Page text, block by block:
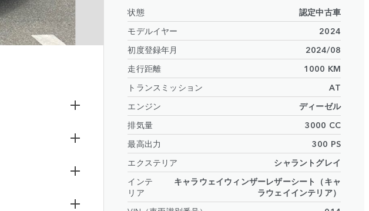
状態
認定中古車
モデルイヤー
2024
初度登録年月
2024/08
走行距離
1000 KM
トランスミッション
AT
エンジン
ディーゼル
排気量
3000 CC
最高出力
300 PS
エクステリア
シャラントグレイ
インテ
リア
キャラウェイウィンザーレザーシート（キャ
ラウェイインテリア）